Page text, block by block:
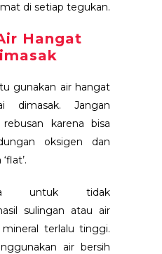
di setiap tegukan.
Hangat
gunakan air hangat
dimasak. Jangan
karena bisa
oksigen dan
untuk tidak
sulingan atau air
terlalu tinggi.
air bersih